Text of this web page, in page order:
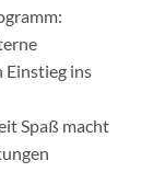
Einstieg ins
Spaß macht